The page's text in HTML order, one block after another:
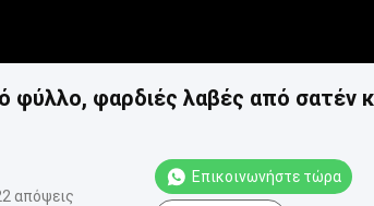
φύλλο, φαρδιές λαβές από σατέν
απόψεις
Επικοινωνήστε τώρα